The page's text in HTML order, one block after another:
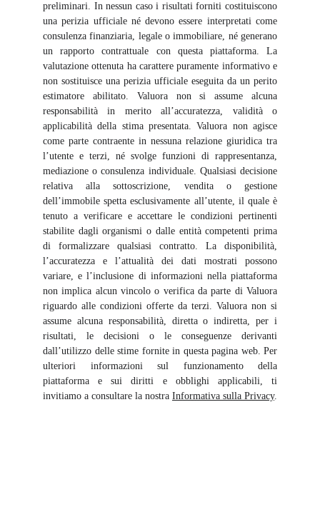
preliminari. In nessun caso i risultati forniti costituiscono
una perizia ufficiale né devono essere interpretati come
consulenza finanziaria, legale o immobiliare, né generano
un rapporto contrattuale con questa piattaforma. La
valutazione ottenuta ha carattere puramente informativo e
non sostituisce una perizia ufficiale eseguita da un perito
estimatore abilitato. Valuora non si assume alcuna
responsabilità in merito all’accuratezza, validità o
applicabilità della stima presentata. Valuora non agisce
come parte contraente in nessuna relazione giuridica tra
l’utente e terzi, né svolge funzioni di rappresentanza,
mediazione o consulenza individuale. Qualsiasi decisione
relativa alla sottoscrizione, vendita o gestione
dell’immobile spetta esclusivamente all’utente, il quale è
tenuto a verificare e accettare le condizioni pertinenti
stabilite dagli organismi o dalle entità competenti prima
di formalizzare qualsiasi contratto. La disponibilità,
l’accuratezza e l’attualità dei dati mostrati possono
variare, e l’inclusione di informazioni nella piattaforma
non implica alcun vincolo o verifica da parte di Valuora
riguardo alle condizioni offerte da terzi. Valuora non si
assume alcuna responsabilità, diretta o indiretta, per i
risultati, le decisioni o le conseguenze derivanti
dall’utilizzo delle stime fornite in questa pagina web. Per
ulteriori informazioni sul funzionamento della
piattaforma e sui diritti e obblighi applicabili, ti
invitiamo a consultare la nostra Informativa sulla Privacy.